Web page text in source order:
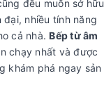
đều muốn sở hữu
nhiều tính năng
cả nhà.Bếp từ âm
chạy nhất và được
khám phá ngay sản